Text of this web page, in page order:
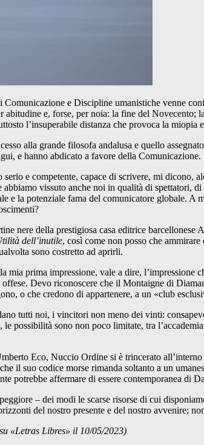
e Discipline umanistiche venne
e, forse, per noia: la fine del
l’insuperabile distanza che provoca la
alla grande filosofa andalusa e quello
e hanno abdicato a favore della Comunicazione.
serio e competente, capace di scrivere, mi
vissuto anche noi in qualità di
e la potenziale fama del comunicatore globale.
nere della prestigiosa casa editrice
dell’inutile, così come non posso che
sono costretto ad aprirli.
prima impressione, vale a dire, l’impressione
Devo riconoscere che il Montaigne di
o che credono di appartenere, a un «club
tutti noi, i vincitori non meno dei vinti:
possibilità sono non poco limitate, tra
Eco, Nuccio Ordine si è trincerato
il suo codice morse rimanda soltanto a un
potrebbe affermare di essere contemporanea di
– dei modi le scarse risorse di cui
del nostro presente e del nostro avvenire;
«Letras Libres» il 10/05/2023)